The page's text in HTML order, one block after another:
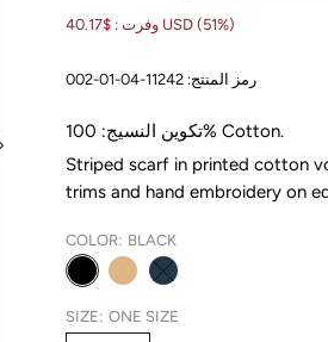
وفرت :$40.17 USD(51%)
رمز المنتج:11242-04-01-002
تكوين النسيج:100% Cotton.
Striped scarf in printed cotton
trims and hand embroidery on
COLOR: BLACK
SIZE: ONE SIZE